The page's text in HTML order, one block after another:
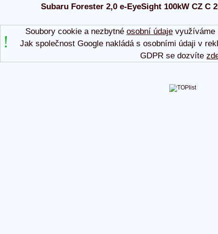
Subaru Forester 2,0 e-EyeSight 100kW CZ C
Soubory cookie a nezbytné osobní údajevyužíváme
Jak společnost Google nakládá s osobními údaji v
GDPR se dozvíte